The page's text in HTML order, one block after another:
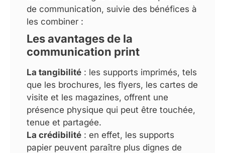
de communication, suivie des bénéfices à
les combiner :
Les avantages de la
communication print
La tangibilité : les supports imprimés, tels
que les brochures, les flyers, les cartes de
visite et les magazines, offrent une
présence physique qui peut être touchée,
tenue et partagée.
La crédibilité : en effet, les supports
papier peuvent paraître plus dignes de